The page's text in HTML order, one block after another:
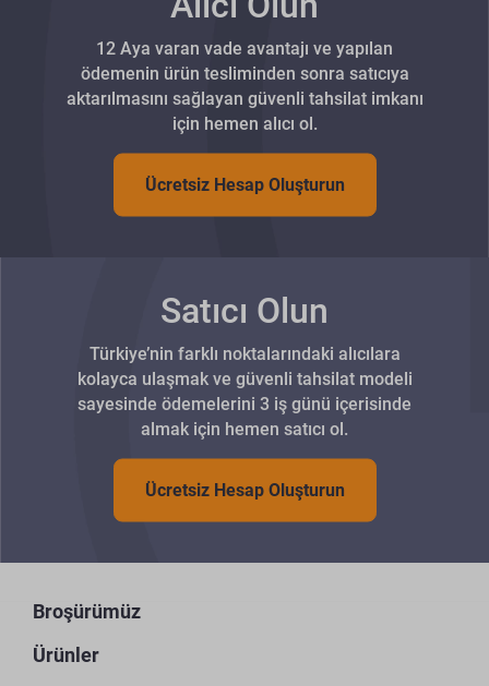
12 Aya varan vade avantajı ve yapılan
ödemenin ürün tesliminden sonra satıcıya
aktarılmasını sağlayan güvenli tahsilat imkanı
için hemen alıcı ol.
Ücretsiz Hesap Oluşturun
Satıcı Olun
Türkiye’nin farklı noktalarındaki alıcılara
kolayca ulaşmak ve güvenli tahsilat modeli
sayesinde ödemelerini 3 iş günü içerisinde
almak için hemen satıcı ol.
Ücretsiz Hesap Oluşturun
Broşürümüz
Ürünler